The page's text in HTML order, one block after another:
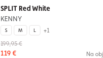
SPLIT Red White
KENNY
S M L
+1
199,95 €
119 € Na